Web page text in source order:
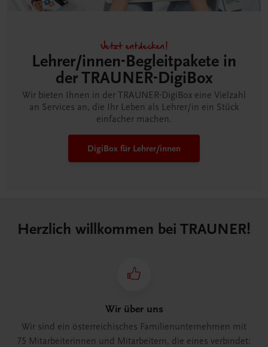
Jetzt entdecken!
Lehrer/innen-Begleitpakete in
der TRAUNER-DigiBox
Wir bieten Ihnen in der TRAUNER-DigiBox eine Vielzahl
an Services an, die Ihr Leben als Lehrer/in ein Stück
einfacher machen.
DigiBox für Lehrer/innen
Herzlich willkommen bei TRAUNER!
Wir über uns
Wir sind ein österreichisches Familienunternehmen mit
75 Mitarbeiterinnen und Mitarbeitern, die eines verbindet: